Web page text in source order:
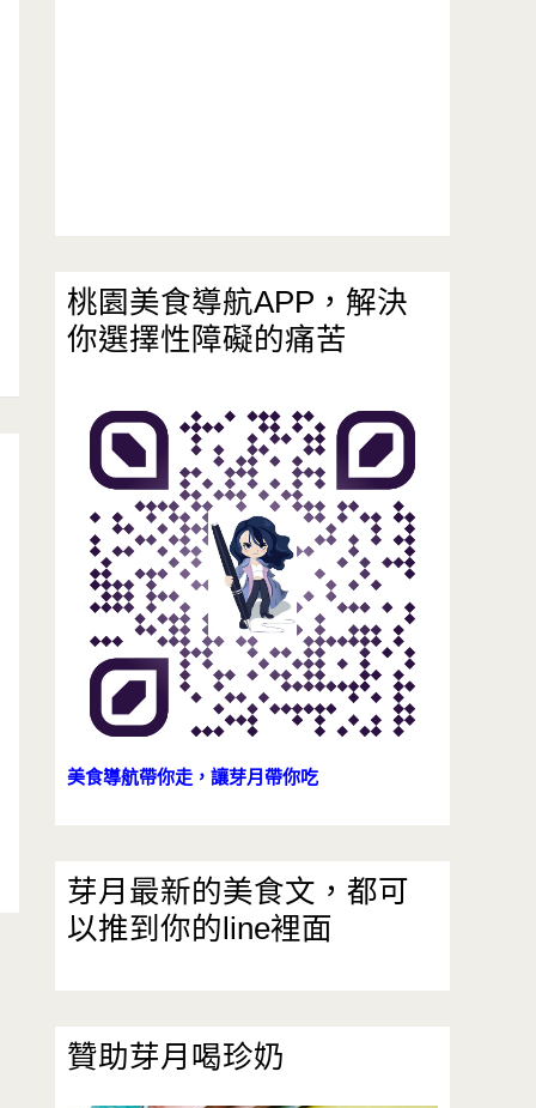
桃園美食導航APP，解決
你選擇性障礙的痛苦
美食導航帶你走，讓芽月帶你吃
芽月最新的美食文，都可
以推到你的line裡面
贊助芽月喝珍奶